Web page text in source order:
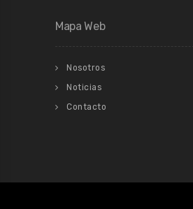
Mapa Web
Nosotros
Noticias
Contacto